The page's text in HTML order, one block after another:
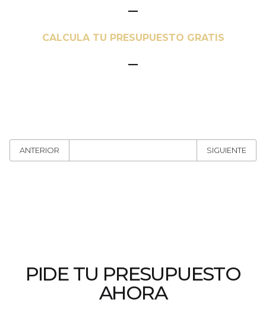
—
CALCULA TU PRESUPUESTO GRATIS
—
ANTERIOR SIGUIENTE
PIDE TU PRESUPUESTO
AHORA